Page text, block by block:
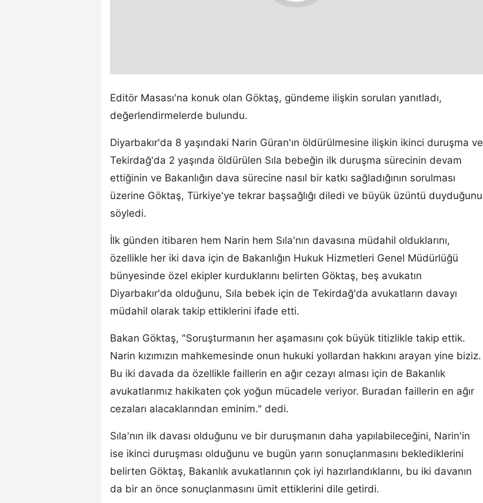
Editör Masası'na konuk olan Göktaş, gündeme ilişkin soruları yanıtladı,
değerlendirmelerde bulundu.
Diyarbakır'da 8 yaşındaki Narin Güran'ın öldürülmesine ilişkin ikinci duruşma ve
Tekirdağ'da 2 yaşında öldürülen Sıla bebeğin ilk duruşma sürecinin devam
ettiğinin ve Bakanlığın dava sürecine nasıl bir katkı sağladığının sorulması
üzerine Göktaş, Türkiye'ye tekrar başsağlığı diledi ve büyük üzüntü duyduğunu
söyledi.
İlk günden itibaren hem Narin hem Sıla'nın davasına müdahil olduklarını,
özellikle her iki dava için de Bakanlığın Hukuk Hizmetleri Genel Müdürlüğü
bünyesinde özel ekipler kurduklarını belirten Göktaş, beş avukatın
Diyarbakır'da olduğunu, Sıla bebek için de Tekirdağ'da avukatların davayı
müdahil olarak takip ettiklerini ifade etti.
Bakan Göktaş, "Soruşturmanın her aşamasını çok büyük titizlikle takip ettik.
Narin kızımızın mahkemesinde onun hukuki yollardan hakkını arayan yine biziz.
Bu iki davada da özellikle faillerin en ağır cezayı alması için de Bakanlık
avukatlarımız hakikaten çok yoğun mücadele veriyor. Buradan faillerin en ağır
cezaları alacaklarından eminim." dedi.
Sıla'nın ilk davası olduğunu ve bir duruşmanın daha yapılabileceğini, Narin'in
ise ikinci duruşması olduğunu ve bugün yarın sonuçlanmasını beklediklerini
belirten Göktaş, Bakanlık avukatlarının çok iyi hazırlandıklarını, bu iki davanın
da bir an önce sonuçlanmasını ümit ettiklerini dile getirdi.